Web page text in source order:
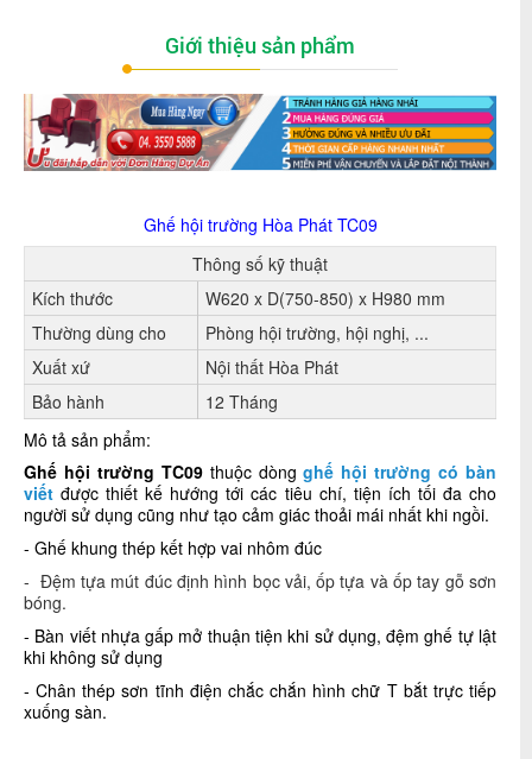
Giới thiệu sản phẩm
Ghế hội trường Hòa PhátTC09
Thông số kỹ thuật
Kích thước
W620 x D(750-850) x H980 mm
Thường dùng cho
Phòng hội trường, hội nghị, ...
Xuất xứ
Nội thất Hòa Phát
Bảo hành
12 Tháng
Mô tả sản phẩm:
Ghế hội trường TC09thuộc dòngghế hội trường có bàn
viết được thiết kế hướng tới các tiêu chí, tiện ích tối đa cho
người sử dụng cũng như tạo cảm giác thoải mái nhất khi ngồi.
- Ghế khung thép kết hợp vai nhôm đúc
- Đệm tựa mút đúc định hình bọc vải, ốp tựa và ốp tay gỗ sơn
bóng.
- Bàn viết nhựa gấp mở thuận tiện khi sử dụng, đệm ghế tự lật
khi không sử dụng
- Chân thép sơn tĩnh điện chắc chắn hình chữ T bắt trực tiếp
xuống sàn.